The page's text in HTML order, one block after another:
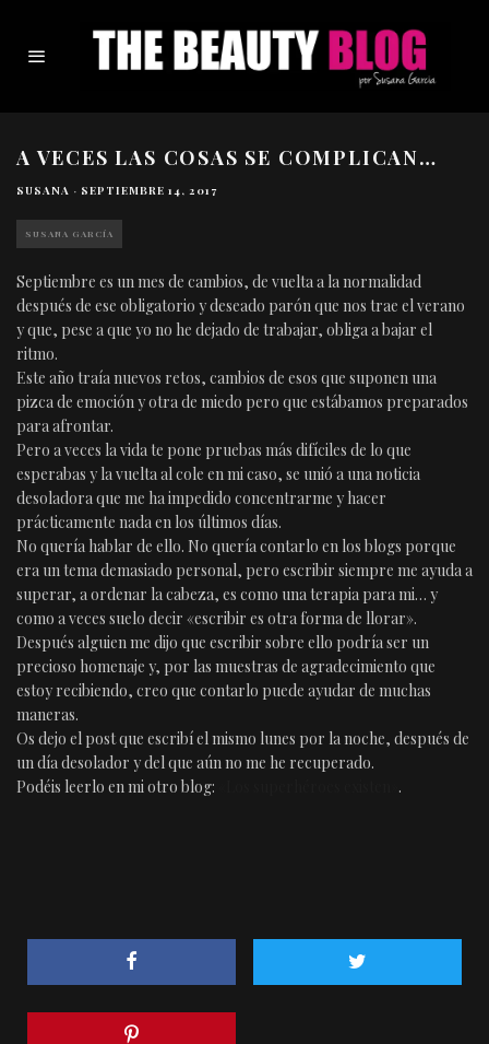
A VECES LAS COSAS SE COMPLICAN…
SUSANA · SEPTIEMBRE 14, 2017
SUSANA GARCÍA
Septiembre es un mes de cambios, de vuelta a la normalidad
después de ese obligatorio y deseado parón que nos trae el verano
y que, pese a que yo no he dejado de trabajar, obliga a bajar el
ritmo.
Este año traía nuevos retos, cambios de esos que suponen una
pizca de emoción y otra de miedo pero que estábamos preparados
para afrontar.
Pero a veces la vida te pone pruebas más difíciles de lo que
esperabas y la vuelta al cole en mi caso, se unió a una noticia
desoladora que me ha impedido concentrarme y hacer
prácticamente nada en los últimos días.
No quería hablar de ello. No quería contarlo en los blogs porque
era un tema demasiado personal, pero escribir siempre me ayuda a
superar, a ordenar la cabeza, es como una terapia para mi… y
como a veces suelo decir «escribir es otra forma de llorar».
Después alguien me dijo que escribir sobre ello podría ser un
precioso homenaje y, por las muestras de agradecimiento que
estoy recibiendo, creo que contarlo puede ayudar de muchas
maneras.
Os dejo el post que escribí el mismo lunes por la noche, después de
un día desolador y del que aún no me he recuperado.
Podéis leerlo en mi otro blog:
.